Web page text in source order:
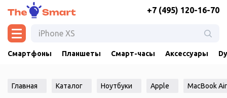
+7 (495) 120-16-70
Смартфоны Планшеты Смарт-часы Аксессуары
Главная Каталог Ноутбуки Apple MacBook